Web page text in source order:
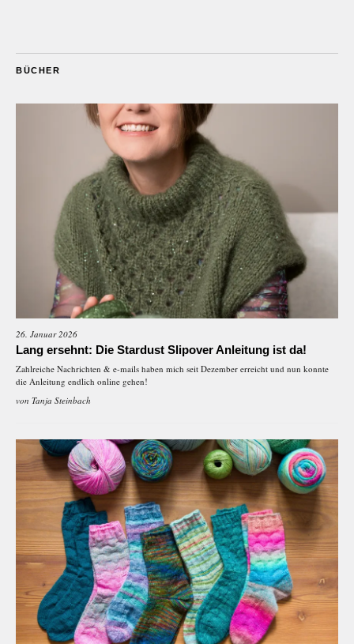
BÜCHER
26. Januar 2026
Lang ersehnt: Die Stardust Slipover Anleitung ist da!
Zahlreiche Nachrichten & e-mails haben mich seit Dezember erreicht und nun konnte
die Anleitung endlich online gehen!
von Tanja Steinbach